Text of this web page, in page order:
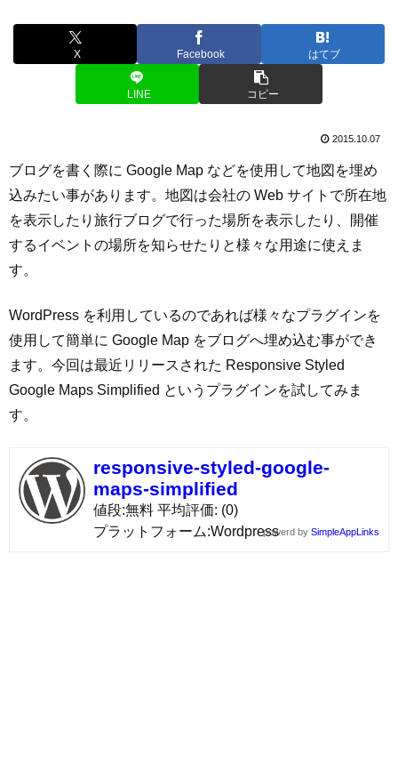
X Facebook はてブ
LINE コピー
2015.10.07
ブログを書く際に Google Map などを使用して地図を埋め
込みたい事があります。地図は会社の Web サイトで所在地
を表示したり旅行ブログで行った場所を表示したり、開催
するイベントの場所を知らせたりと様々な用途に使えま
す。
WordPress を利用しているのであれば様々なプラグインを
使用して簡単に Google Map をブログへ埋め込む事ができ
ます。今回は最近リリースされた Responsive Styled
Google Maps Simplified というプラグインを試してみま
す。
responsive-styled-google-
maps-simplified
値段 無料 平均評価 (0)
プラットフォーム Wordpresspowerd by SimpleAppLinks